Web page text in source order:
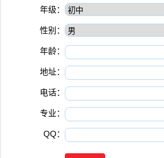
年级：
性别：
年龄：
地址：
电话：
专业：
QQ：